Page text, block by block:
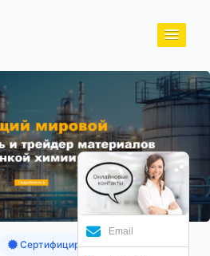
Сертифицированные продукты
Email